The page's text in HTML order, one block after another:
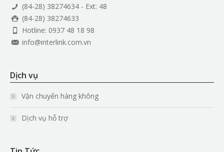
(84-28) 38274634 - Ext: 48
(84-28) 38274633
Hotline: 0937 48 18 98
info@interlink.com.vn
Dịch vụ
Vận chuyển hàng không
Dịch vụ hỗ trợ